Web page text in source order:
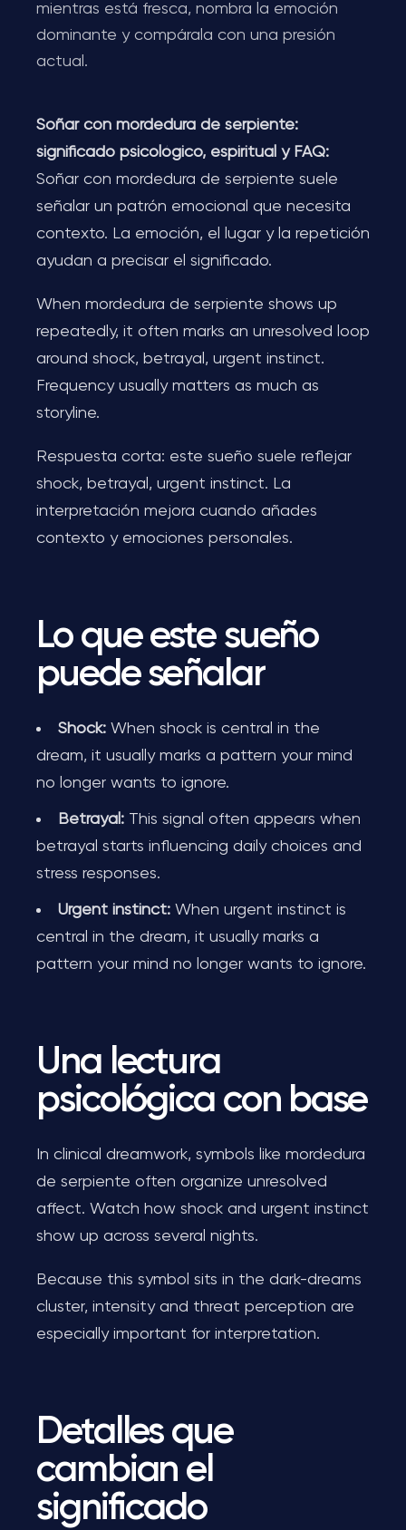
mientras está fresca, nombra la emoción
dominante y compárala con una presión
actual.
Soñar con mordedura de serpiente:
significado psicológico, espiritual y FAQ:
Soñar con mordedura de serpiente suele
señalar un patrón emocional que necesita
contexto. La emoción, el lugar y la repetición
ayudan a precisar el significado.
When mordedura de serpiente shows up
repeatedly, it often marks an unresolved loop
around shock, betrayal, urgent instinct.
Frequency usually matters as much as
storyline.
Respuesta corta: este sueño suele reflejar
shock, betrayal, urgent instinct. La
interpretación mejora cuando añades
contexto y emociones personales.
Lo que este sueño
puede señalar
Shock: When shock is central in the
dream, it usually marks a pattern your mind
no longer wants to ignore.
Betrayal: This signal often appears when
betrayal starts influencing daily choices and
stress responses.
Urgent instinct: When urgent instinct is
central in the dream, it usually marks a
pattern your mind no longer wants to ignore.
Una lectura
psicológica con base
In clinical dreamwork, symbols like mordedura
de serpiente often organize unresolved
affect. Watch how shock and urgent instinct
show up across several nights.
Because this symbol sits in the dark-dreams
cluster, intensity and threat perception are
especially important for interpretation.
Detalles que
cambian el
significado